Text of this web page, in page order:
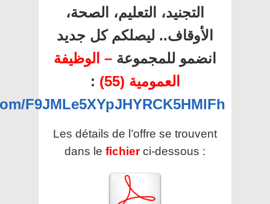
التجنيد، التعليم، الصحة،
الأوقاف.. ليصلكم كل جديد
انضمو للمجموعة – الوظيفة
العمومية (55)
:
F9JMLe5XYpJHYRCK5HMlFh
Les détails de l’offre se trouvent
dans le fichier ci-dessous :